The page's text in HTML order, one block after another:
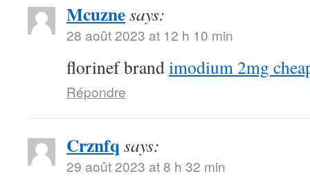
Mcuznesays:
28 août 2023 at 12 h 10 min
florinef brandimodium 2mg
Répondre
Crznfq says:
29 août 2023 at 8 h 32 min